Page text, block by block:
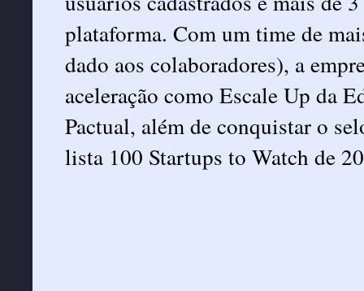
plataforma. Com um time de
dado aos colaboradores), a
aceleração como Escale Up da
Pactual, além de conquistar o
lista 100 Startups to Watch de